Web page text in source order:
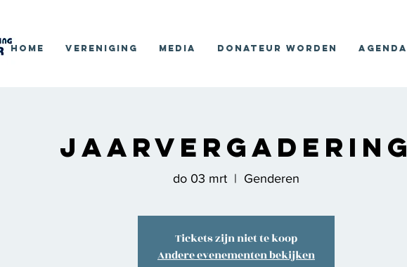
Home Vereniging Media Donateur worden Agenda
Jaarvergadering
do 03 mrt
  |
Genderen
Tickets zijn niet te koop
Andere evenementen bekijken